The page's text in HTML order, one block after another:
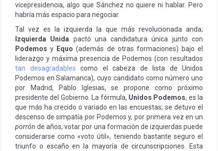
vicepresidencia, algo que Sánchez no quiere ni hablar. Pero
habría más espacio para negociar.
Tal vez es la izquierda la que más revolucionada anda;
Izquierda Unida pactó una candidatura única junto con
Podemos y Equo (además de otras formaciones) bajo el
liderazgo y máxima presencia de Podemos (con resultados
tan desagradables como el cabeza de lista de Unidos
Podemos en Salamanca), cuyo candidato como número uno
por Madrid, Pablo Iglesias, se propone como próximo
presidente del Gobierno. La fórmula, Unidos Podemos, es la
que más ha crecido o variado en las encuestas; se detuvo el
descenso de simpatía por Podemos y, por primera vez en un
porrón de años, votar por una formación de izquierdas puede
considerarse como «voto útil», teniendo bastante seguro el
triunfo o escaño en la mayoría de circunscripciones. Esta